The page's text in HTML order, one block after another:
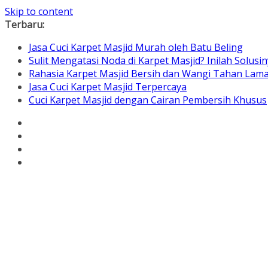
Skip to content
Terbaru:
Jasa Cuci Karpet Masjid Murah oleh Batu Beling
Sulit Mengatasi Noda di Karpet Masjid? Inilah
Rahasia Karpet Masjid Bersih dan Wangi Tahan Lama
Jasa Cuci Karpet Masjid Terpercaya
Cuci Karpet Masjid dengan Cairan Pembersih Khusus